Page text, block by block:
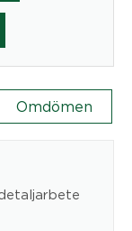
Omdömen